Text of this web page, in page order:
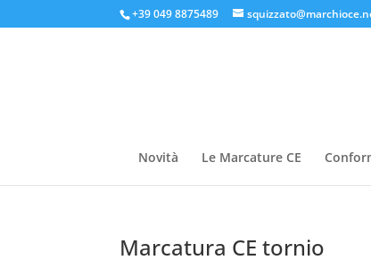
+39 049 8875489
Novità Le Marcature CE
Marcatura CE tornio